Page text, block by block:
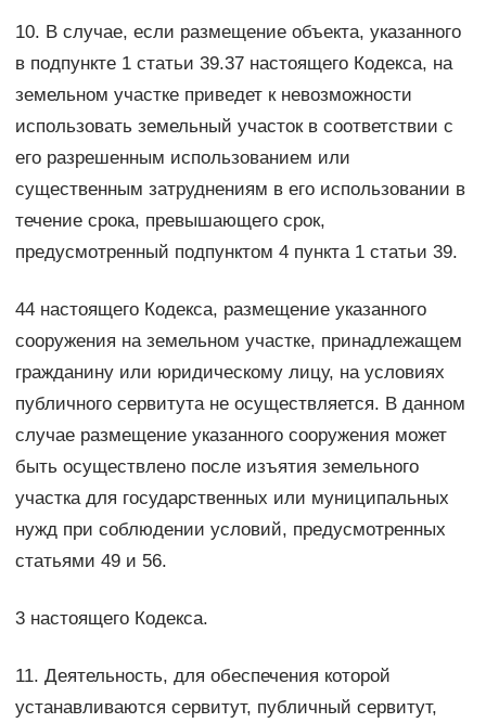
10. В случае, если размещение объекта, указанного
в подпункте 1 статьи 39.37 настоящего Кодекса, на
земельном участке приведет к невозможности
использовать земельный участок в соответствии с
его разрешенным использованием или
существенным затруднениям в его использовании в
течение срока, превышающего срок,
предусмотренный подпунктом 4 пункта 1 статьи 39.
44 настоящего Кодекса, размещение указанного
сооружения на земельном участке, принадлежащем
гражданину или юридическому лицу, на условиях
публичного сервитута не осуществляется. В данном
случае размещение указанного сооружения может
быть осуществлено после изъятия земельного
участка для государственных или муниципальных
нужд при соблюдении условий, предусмотренных
статьями 49 и 56.
3 настоящего Кодекса.
11. Деятельность, для обеспечения которой
устанавливаются сервитут, публичный сервитут,